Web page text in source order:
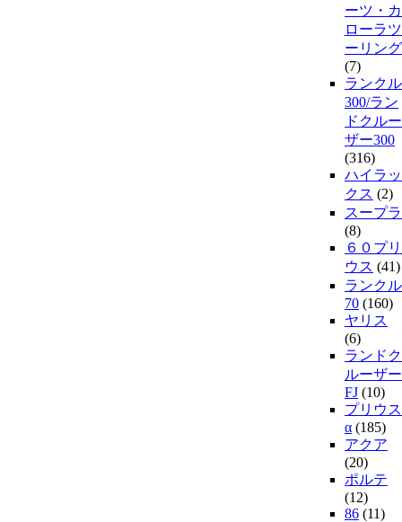
ーツ・カ
ローラツ
ーリング
(7)
ランクル
300/ラン
ドクルー
ザー300
(316)
ハイラッ
クス (2)
スープラ
(8)
６０プリ
ウス (41)
ランクル
70 (160)
ヤリス
(6)
ランドク
ルーザー
FJ (10)
プリウス
α (185)
アクア
(20)
ポルテ
(12)
86 (11)